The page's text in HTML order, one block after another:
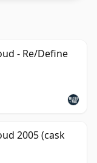
- Re/Define
2005 (cask